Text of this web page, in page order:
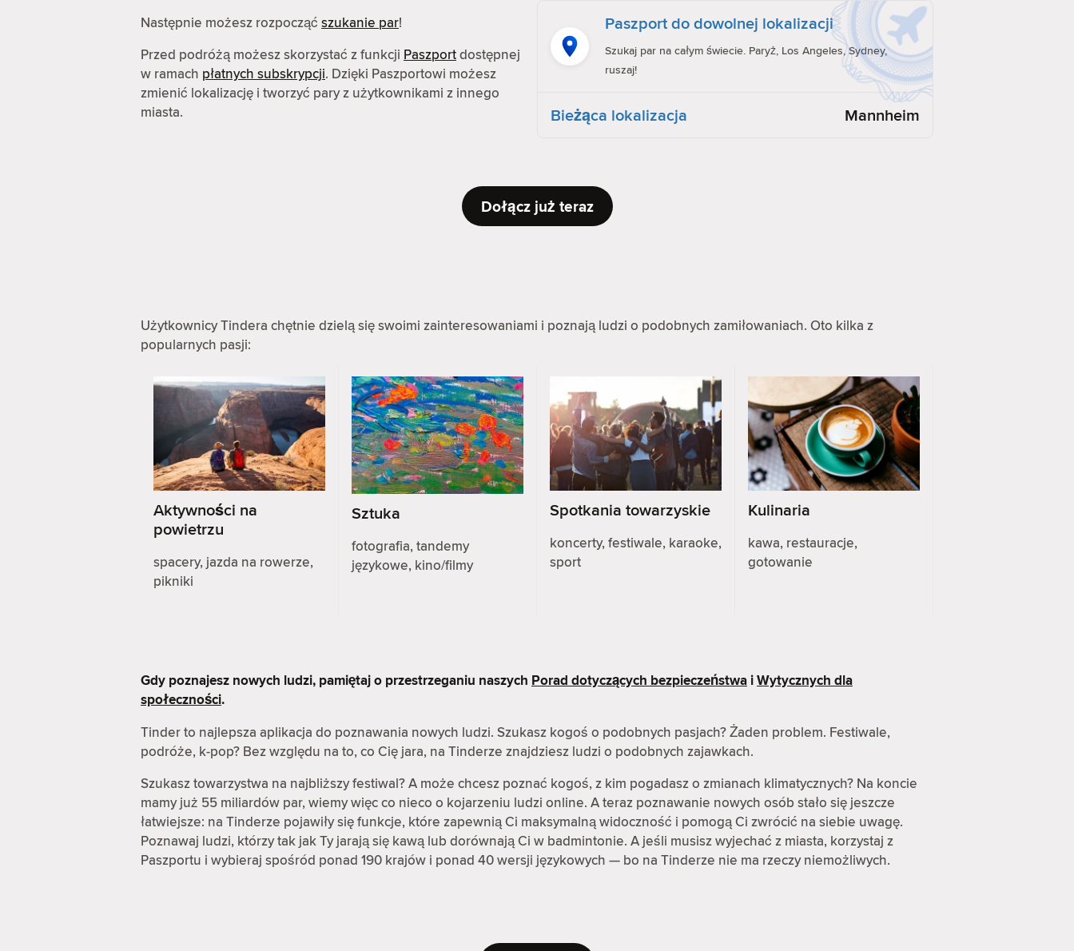
Następnie możesz rozpocząć szukanie par!
Przed podróżą możesz skorzystać z funkcji Paszportdostępnej
w ramach płatnych subskrypcji. Dzięki Paszportowi możesz
zmienić lokalizację i tworzyć pary z użytkownikami z innego
miasta.
Paszport do dowolnej lokalizacji
Szukaj par na całym świecie. Paryż, Los Angeles, Sydney,
ruszaj!
Bieżąca lokalizacja Mannheim
Dołącz już teraz
Użytkownicy Tindera chętnie dzielą się swoimi zainteresowaniami i poznają ludzi o podobnych zamiłowaniach. Oto kilka z
popularnych pasji:
Aktywności na
powietrzu
spacery, jazda na rowerze,
pikniki
Sztuka
fotografia, tandemy
językowe, kino/filmy
Spotkania towarzyskie
koncerty, festiwale, karaoke,
sport
Kulinaria
kawa, restauracje,
gotowanie
Gdy poznajesz nowych ludzi, pamiętaj o przestrzeganiu naszych Porad dotyczących bezpieczeństwa iWytycznych dla
społeczności.
Tinder to najlepsza aplikacja do poznawania nowych ludzi. Szukasz kogoś o podobnych pasjach? Żaden problem. Festiwale,
podróże, k-pop? Bez względu na to, co Cię jara, na Tinderze znajdziesz ludzi o podobnych zajawkach.
Szukasz towarzystwa na najbliższy festiwal? A może chcesz poznać kogoś, z kim pogadasz o zmianach klimatycznych? Na koncie
mamy już 55 miliardów par, wiemy więc co nieco o kojarzeniu ludzi online. A teraz poznawanie nowych osób stało się jeszcze
łatwiejsze: na Tinderze pojawiły się funkcje, które zapewnią Ci maksymalną widoczność i pomogą Ci zwrócić na siebie uwagę.
Poznawaj ludzi, którzy tak jak Ty jarają się kawą lub dorównają Ci w badmintonie. A jeśli musisz wyjechać z miasta, korzystaj z
Paszportu i wybieraj spośród ponad 190 krajów i ponad 40 wersji językowych — bo na Tinderze nie ma rzeczy niemożliwych.